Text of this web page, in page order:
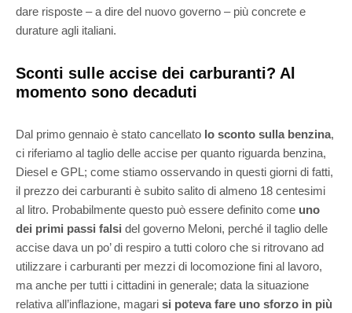
dare risposte – a dire del nuovo governo – più concrete e
durature agli italiani.
Sconti sulle accise dei carburanti? Al
momento sono decaduti
Dal primo gennaio è stato cancellato lo sconto sulla benzina,
ci riferiamo al taglio delle accise per quanto riguarda benzina,
Diesel e GPL; come stiamo osservando in questi giorni di fatti,
il prezzo dei carburanti è subito salito di almeno 18 centesimi
al litro. Probabilmente questo può essere definito come uno
dei primi passi falsi del governo Meloni, perché il taglio delle
accise dava un po’ di respiro a tutti coloro che si ritrovano ad
utilizzare i carburanti per mezzi di locomozione fini al lavoro,
ma anche per tutti i cittadini in generale; data la situazione
relativa all’inflazione, magari si poteva fare uno sforzo in più